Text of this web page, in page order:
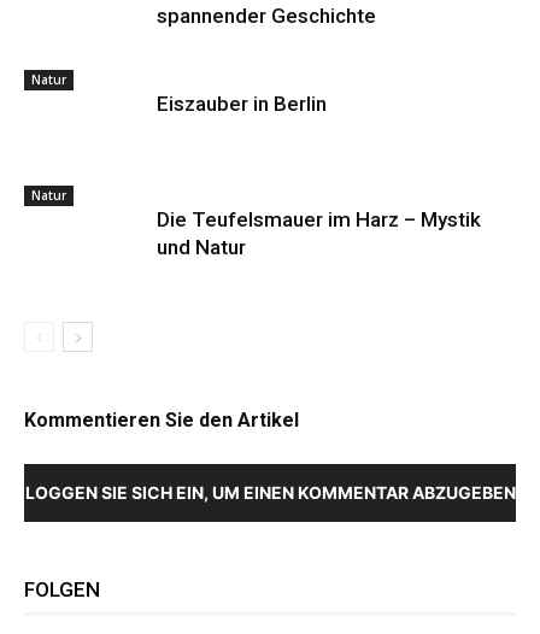
spannender Geschichte
Natur
Eiszauber in Berlin
Natur
Die Teufelsmauer im Harz – Mystik
und Natur
Kommentieren Sie den Artikel
LOGGEN SIE SICH EIN, UM EINEN KOMMENTAR ABZUGEBEN
FOLGEN